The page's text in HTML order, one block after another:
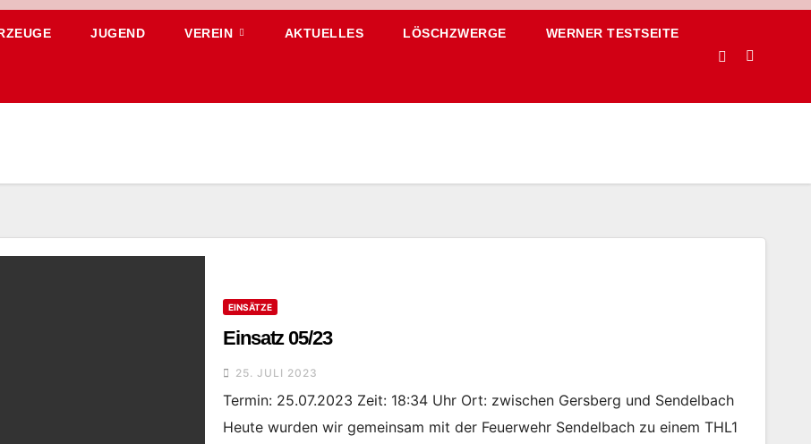
JUGEND VEREIN AKTUELLES LÖSCHZWERGE WERNER TESTSEITE
EINSÄTZE
Einsatz 05/23
25. JULI 2023
Termin: 25.07.2023 Zeit: 18:34 Uhr Ort: zwischen Gersberg und Sendelbach
Heute wurden wir gemeinsam mit der Feuerwehr Sendelbach zu einem THL1